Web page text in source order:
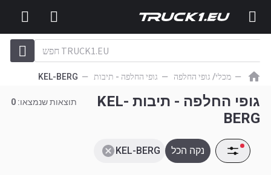
מכלי/ גופי החלפה גופי החלפה - תיבות KEL-BERG
גופי החלפה - תיבות KEL-
BERG
תוצאות שנמצאו: 0
KEL-BERG נקה הכל